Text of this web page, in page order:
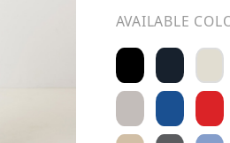
AVAILABLE